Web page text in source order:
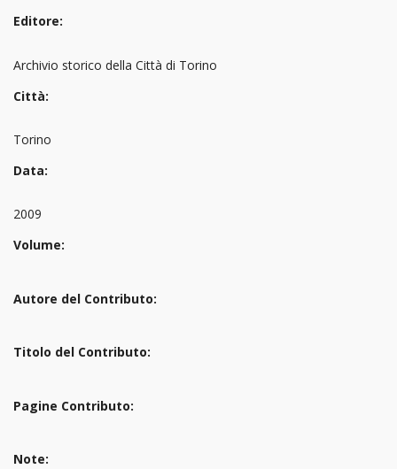
Editore:
Archivio storico della Città di Torino
Città:
Torino
Data:
2009
Volume:
Autore del Contributo:
Titolo del Contributo:
Pagine Contributo:
Note: